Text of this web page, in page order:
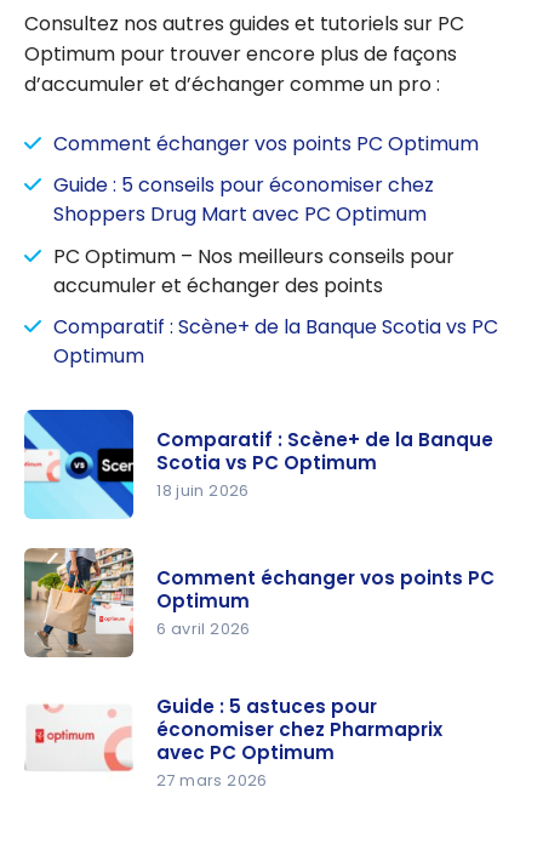
Consultez nos autres guides et tutoriels sur PC
Optimum pour trouver encore plus de façons
d’accumuler et d’échanger comme un pro :
Comment échanger vos points PC Optimum
Guide : 5 conseils pour économiser chez
Shoppers Drug Mart avec PC Optimum
PC Optimum – Nos meilleurs conseils pour
accumuler et échanger des points
Comparatif : Scène+ de la Banque Scotia vs PC
Optimum
f : Scène+
de la
Banque
Scotia vs
Optimum
Comparatif : Scène+ de la Banque
Scotia vs PC Optimum
18 juin 2026
échanger
vos points
PC
Comment échanger vos points PC
Optimum
6 avril 2026
Guide : 5 astuces pour
économiser chez Pharmaprix
avec PC Optimum
27 mars 2026